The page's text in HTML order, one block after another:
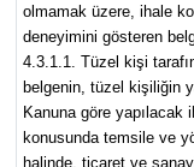
olmamak üzere, ihale
deneyimini gösteren
4.3.1.1. Tüzel kişi
belgenin, tüzel kişiliğin
Kanuna göre
konusunda temsile ve
halinde, ticaret ve